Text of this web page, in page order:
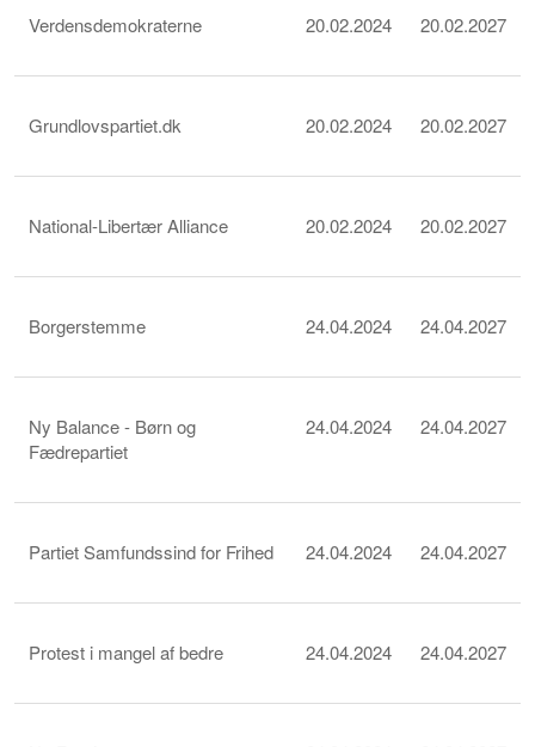
Verdensdemokraterne 20.02.2024 20.02.2027
Grundlovspartiet.dk 20.02.2024 20.02.2027
National-Libertær Alliance 20.02.2024 20.02.2027
Borgerstemme 24.04.2024 24.04.2027
Ny Balance - Børn og
Fædrepartiet
24.04.2024 24.04.2027
Partiet Samfundssind for Frihed 24.04.2024 24.04.2027
Protest i mangel af bedre 24.04.2024 24.04.2027